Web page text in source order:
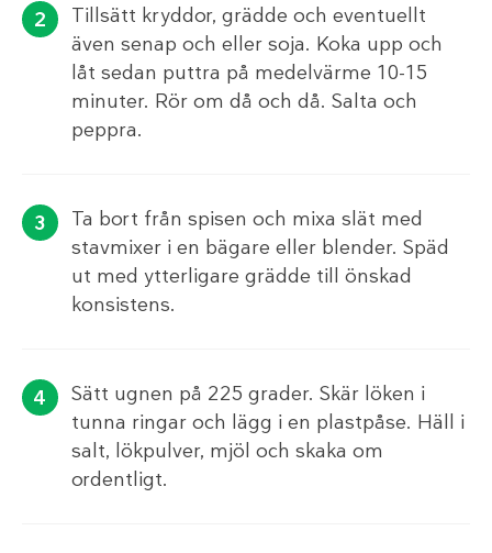
Tillsätt kryddor, grädde och eventuellt
även senap och eller soja. Koka upp och
låt sedan puttra på medelvärme 10-15
minuter. Rör om då och då. Salta och
peppra.
Ta bort från spisen och mixa slät med
stavmixer i en bägare eller blender. Späd
ut med ytterligare grädde till önskad
konsistens.
Sätt ugnen på 225 grader. Skär löken i
tunna ringar och lägg i en plastpåse. Häll i
salt, lökpulver, mjöl och skaka om
ordentligt.